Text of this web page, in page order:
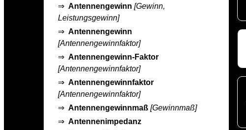
⇒ Antennengewinn [Gewinn,
Leistungsgewinn]
⇒ Antennengewinn
[Antennengewinnfaktor]
⇒ Antennengewinn-Faktor
[Antennengewinnfaktor]
⇒ Antennengewinnfaktor
[Antennengewinnfaktor]
⇒ Antennengewinnmaß [Gewinnmaß]
⇒ Antennenimpedanz